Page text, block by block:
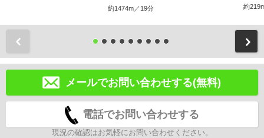
約1474m／19分
約
メールでお問い合わせする(無料)
電話でお問い合わせする
現況の確認はお気軽にお問い合わせください。